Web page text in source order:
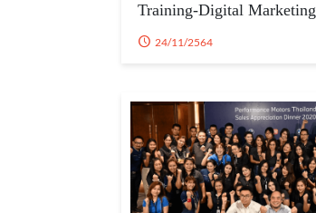
Training-Digital Marketing
24/11/2564